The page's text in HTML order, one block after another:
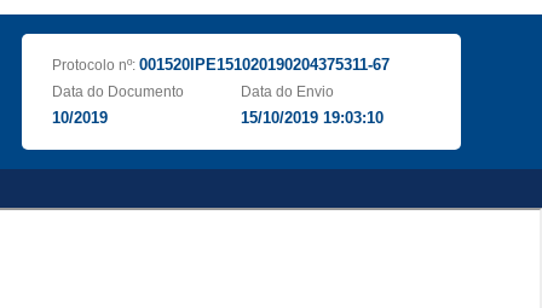
Protocolo nº: 001520IPE151020190204375311-67
Data do Documento
10/2019
Data do Envio
15/10/2019 19:03:10